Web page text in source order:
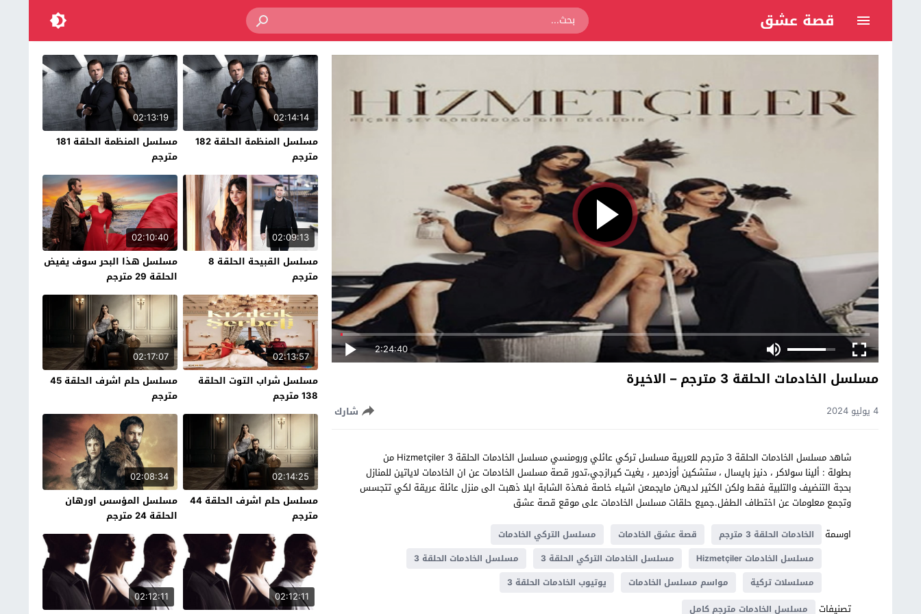
قصة عشق
2:24:40
مسلسل الخادمات الحلقة 3 مترجم – الاخيرة
4 يوليو 2024 شارك
شاهد مسلسل الخادمات الحلقة 3 مترجم للعربية مسلسل تركي عائلي ورومنسي مسلسل الخادمات الحلقة 3 Hizmetçiler من
بطولة : ألينا سولاكر ، دنيز بايسال ، ستشكين أوزدمير ، يغيت كيرازجي،تدور قصة مسلسل الخادمات عن ان الخادمات لاياتين للمنازل
بحجة التنضيف والتلبية فقط ولكن الكثير لديهن مايجمعن اشياء خاصة فهذة الشابة ايلا ذهبت الى منزل عائلة عريقة لكي تتجسس
وتجمع معلومات عن اختطاف الطفل.جميع حلقات مسلسل الخادمات على موقع قصة عشق
اوسمة
الخادمات الحلقة 3 مترجم قصة عشق الخادمات
مسلسل التركي الخادمات
مسلسل الخادمات Hizmetçiler
مسلسل الخادمات التركي الحلقة 3
مسلسل الخادمات الحلقة 3
مسلسلات تركية
مواسم مسلسل الخادمات يوتيوب الخادمات الحلقة 3
تصنيفات مسلسل الخادمات مترجم كامل
02:14:14
مسلسل المنظمة الحلقة 182
مترجم
02:13:19
مسلسل المنظمة الحلقة 181
مترجم
02:09:13
مسلسل القبيحة الحلقة 8
مترجم
02:10:40
مسلسل هذا البحر سوف يفيض
الحلقة 29 مترجم
02:13:57
مسلسل شراب التوت الحلقة
138 مترجم
02:17:07
مسلسل حلم اشرف الحلقة 45
مترجم
02:14:25
مسلسل حلم اشرف الحلقة 44
مترجم
02:08:34
مسلسل المؤسس اورهان
الحلقة 24 مترجم
02:12:11
02:12:11